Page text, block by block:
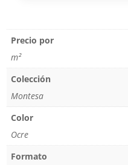
Precio por
m²
Colección
Montesa
Color
Ocre
Formato